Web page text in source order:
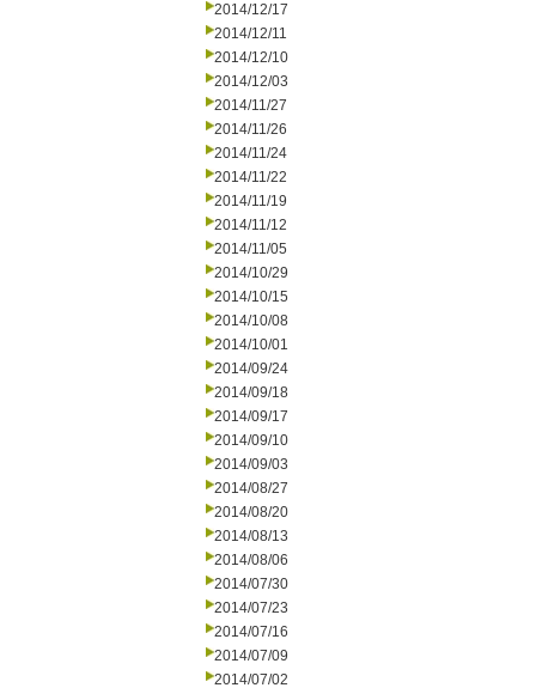
2014/12/17
2014/12/11
2014/12/10
2014/12/03
2014/11/27
2014/11/26
2014/11/24
2014/11/22
2014/11/19
2014/11/12
2014/11/05
2014/10/29
2014/10/15
2014/10/08
2014/10/01
2014/09/24
2014/09/18
2014/09/17
2014/09/10
2014/09/03
2014/08/27
2014/08/20
2014/08/13
2014/08/06
2014/07/30
2014/07/23
2014/07/16
2014/07/09
2014/07/02